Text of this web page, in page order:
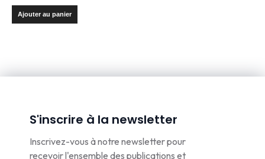
Ajouter au panier
S'inscrire à la newsletter
Inscrivez-vous à notre newsletter pour
recevoir l'ensemble des publications et